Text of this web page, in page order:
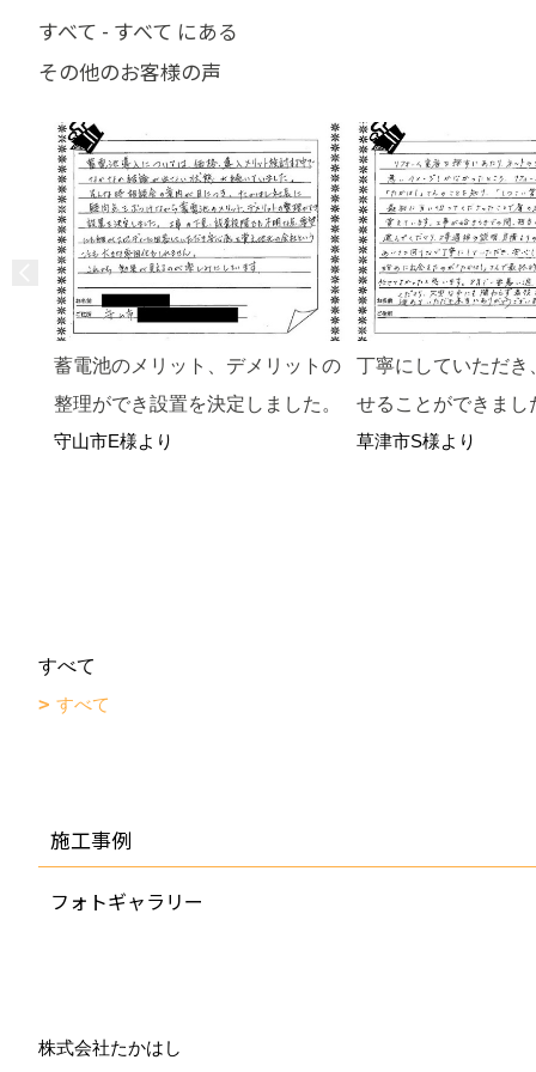
すべて - すべて にある
その他のお客様の声
蓄電池のメリット、デメリットの
整理ができ設置を決定しました。
守山市E様より
丁寧にしていただき
せることができまし
草津市S様より
すべて
すべて
施工事例
フォトギャラリー
株式会社たかはし